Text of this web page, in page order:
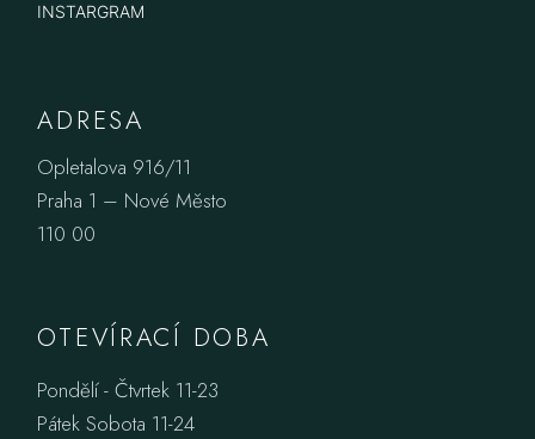
INSTARGRAM
ADRESA
Opletalova 916/11
Praha 1 – Nové Město
110 00
OTEVÍRACÍ DOBA
Pondělí - Čtvrtek 11-23
Pátek Sobota 11-24